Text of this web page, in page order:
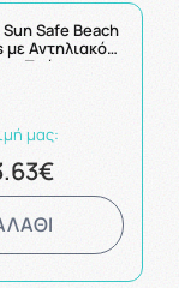
Safe Beach
Αντηλιακό
Πρόσωπο και
μας: